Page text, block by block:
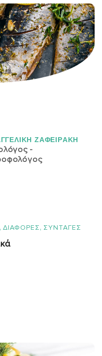
ΖΑΦΕΙΡAΚΗ
-
, ΔΙΑΦΟΡΕΣ, ΣΥΝΤΑΓΈΣ